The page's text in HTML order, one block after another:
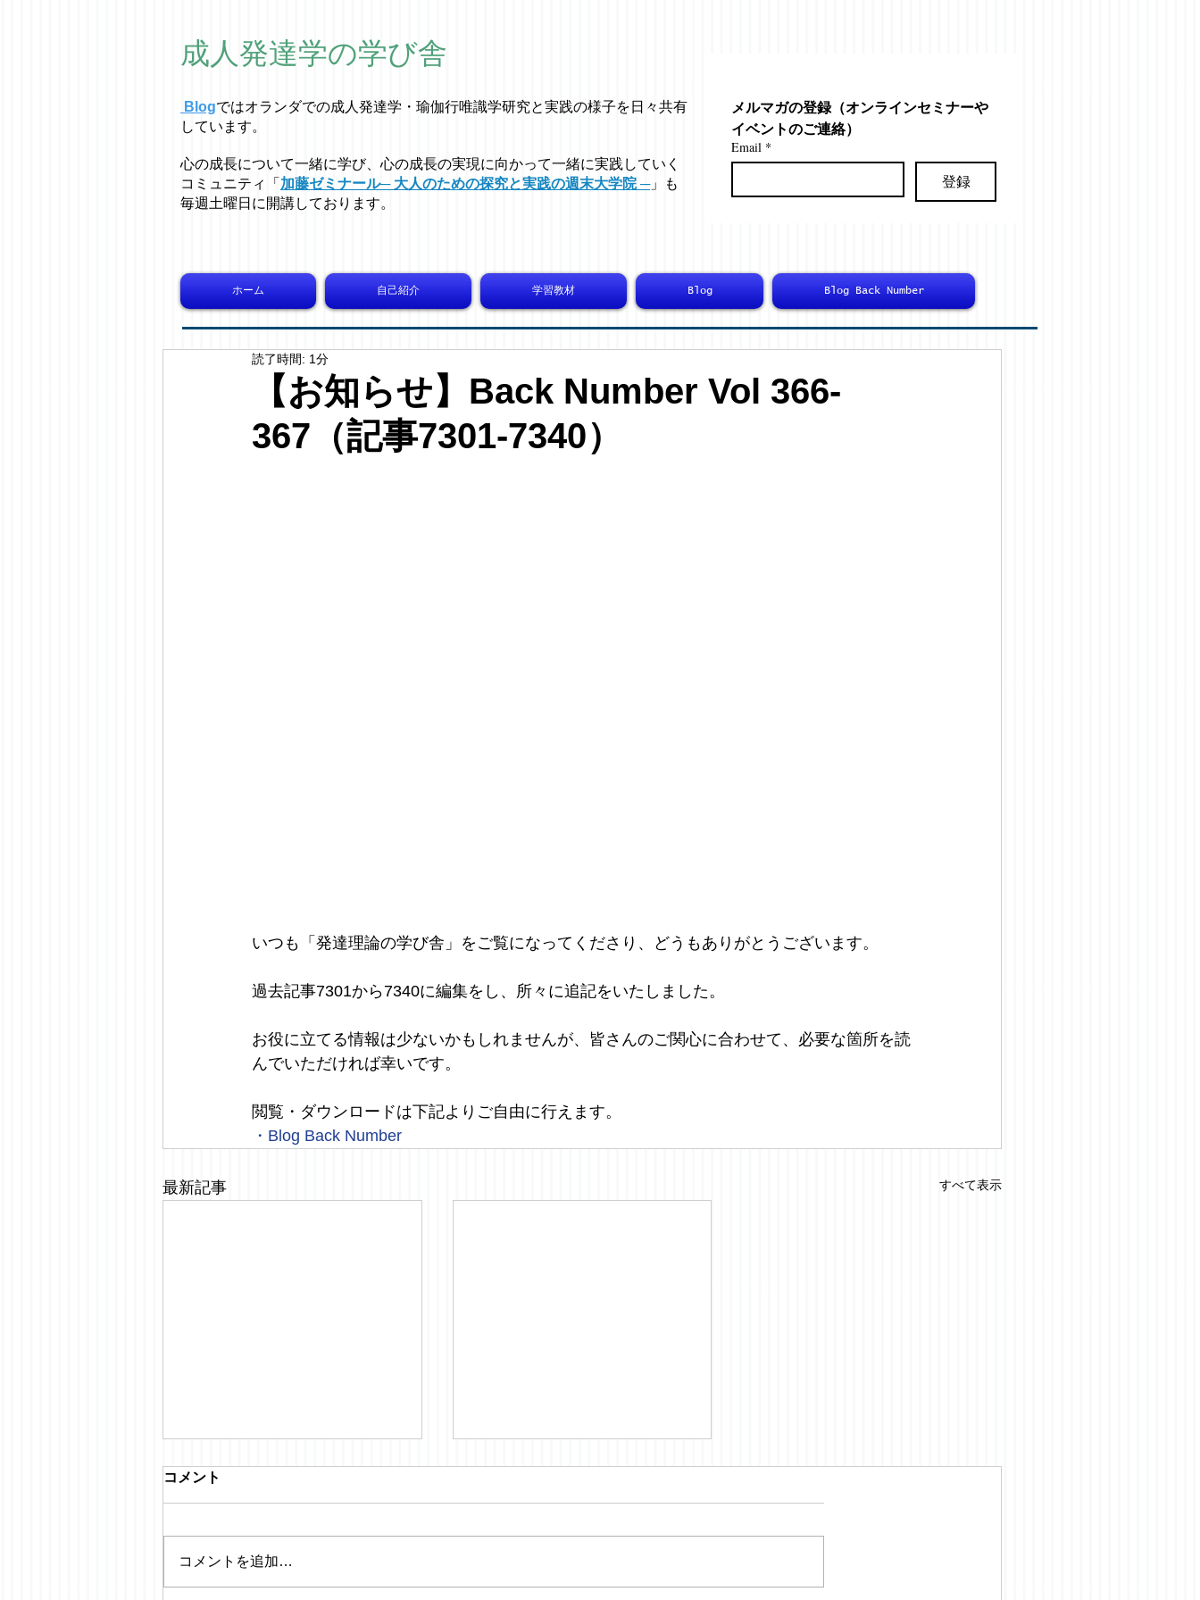
成人発達学の学び舎
Blogではオラ ンダでの成人発達学・ 瑜伽行唯識学研究と実践の様子を日々共有
しています。
心の成長について一緒に学び、心の成長の実現に向かって一緒に実践していく
コミュニティ「 加藤ゼミナール─ 大人のための探究と実践の週末大学院 ─」も
毎週土曜日に開講しております。
メルマガの登録（オンラインセミナーや
イベントのご連絡）
Email *
登録
ホーム 自己紹介 学習教材 Blog Blog Back Number
【お知らせ】Back Number Vol 366-
367（記事7301-7340）
読了時間: 1分
いつも「発達理論の学び舎」をご覧になってくださり、どうもありがとうございます。
過去記事7301から7340に編集をし、所々に追記をいたしました。
お役に立てる情報は少ないかもしれませんが、皆さんのご関心に合わせて、必要な箇所を読
んでいただければ幸いです。
閲覧・ダウンロードは下記よりご自由に行えます。
・ Blog Back Number
最新記事 すべて表示
コメント
コメントを追加…